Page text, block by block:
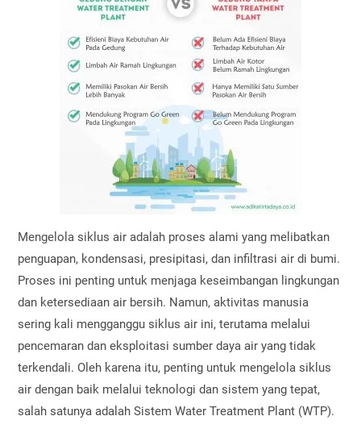
Mengelola siklus air adalah proses alami yang melibatkan
penguapan, kondensasi, presipitasi, dan infiltrasi air di bumi.
Proses ini penting untuk menjaga keseimbangan lingkungan
dan ketersediaan air bersih. Namun, aktivitas manusia
sering kali mengganggu siklus air ini, terutama melalui
pencemaran dan eksploitasi sumber daya air yang tidak
terkendali. Oleh karena itu, penting untuk mengelola siklus
air dengan baik melalui teknologi dan sistem yang tepat,
salah satunya adalah Sistem Water Treatment Plant (WTP).